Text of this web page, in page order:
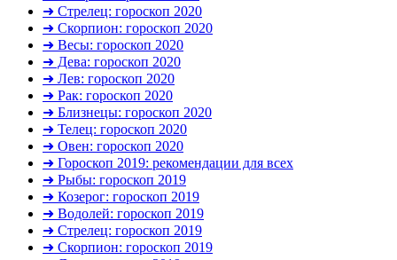
➜ Стрелец: гороскоп 2020
➜ Скорпион: гороскоп 2020
➜ Весы: гороскоп 2020
➜ Дева: гороскоп 2020
➜ Лев: гороскоп 2020
➜ Рак: гороскоп 2020
➜ Близнецы: гороскоп 2020
➜ Телец: гороскоп 2020
➜ Овен: гороскоп 2020
➜ Гороскоп 2019: рекомендации для всех
➜ Рыбы: гороскоп 2019
➜ Козерог: гороскоп 2019
➜ Водолей: гороскоп 2019
➜ Стрелец: гороскоп 2019
➜ Скорпион: гороскоп 2019